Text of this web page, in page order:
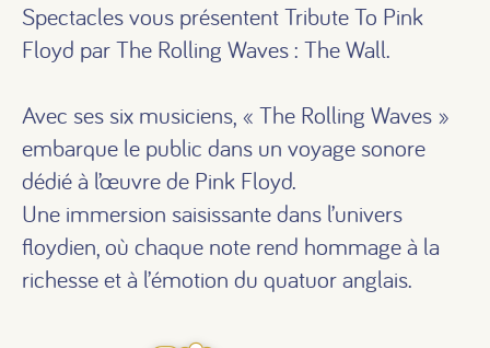
Spectacles vous présentent Tribute To Pink
Floyd par The Rolling Waves : The Wall.
Avec ses six musiciens, « The Rolling Waves »
embarque le public dans un voyage sonore
dédié à l’œuvre de Pink Floyd.
Une immersion saisissante dans l’univers
floydien, où chaque note rend hommage à la
richesse et à l’émotion du quatuor anglais.